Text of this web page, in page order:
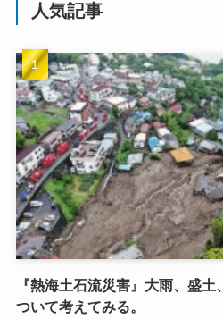
人気記事
『熱海土石流災害』大雨、盛
ついて考えてみる。